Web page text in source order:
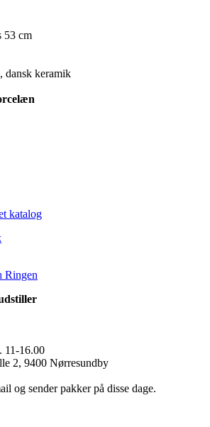
53 cm
dansk keramik
katalog
Ringen
11-16.00
2, 9400 Nørresundby
og sender pakker på disse dage.